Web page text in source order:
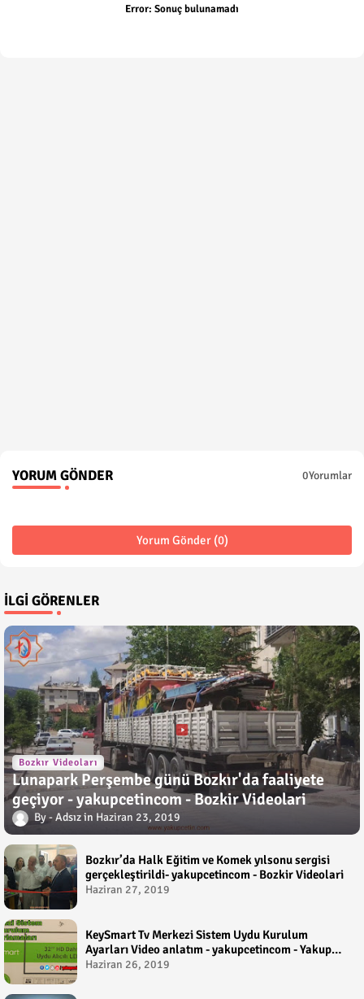
Error: Sonuç bulunamadı
YORUM GÖNDER 0Yorumlar
Yorum Gönder (0)
İLGI GÖRENLER
Bozkır Videoları
Lunapark Perşembe günü Bozkır'da faaliyete
geçiyor - yakupcetincom - Bozkir Videolari
Adsız Haziran 23, 2019
Bozkır’da Halk Eğitim ve Komek yılsonu sergisi
gerçekleştirildi- yakupcetincom - Bozkir Videolari
Haziran 27, 2019
KeySmart Tv Merkezi Sistem Uydu Kurulum
Ayarları Video anlatım - yakupcetincom - Yakup
Çetin
Haziran 26, 2019